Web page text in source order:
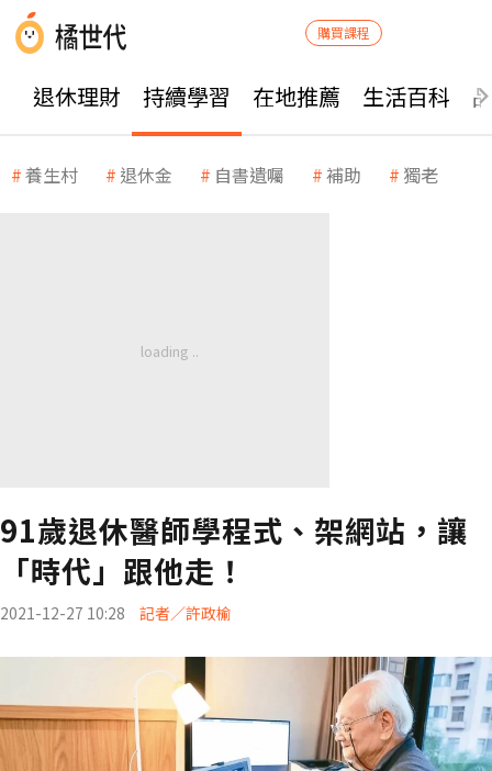
購買課程
退休理財 持續學習 在地推薦 生活百科
養生村 退休金 自書遺囑 補助 獨老
91歲退休醫師學程式、架網站，讓
「時代」跟他走！
2021-12-27 10:28 記者／許政榆